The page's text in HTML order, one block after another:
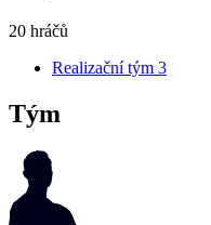
20 hráčů
Realizační tým 3
Tým